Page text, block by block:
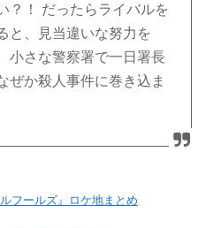
？！ だったらライバルを
と、見当違いな努力を
小さな警察署で一日署長
ぜか殺人事件に巻き込ま
フールズ』ロケ地まとめ